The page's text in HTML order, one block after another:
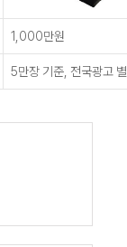
1,000만원
5만장 기준, 전국광고